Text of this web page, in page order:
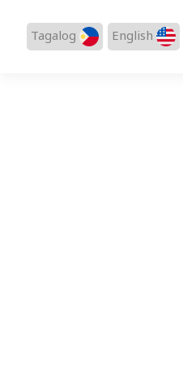
English
Tagalog